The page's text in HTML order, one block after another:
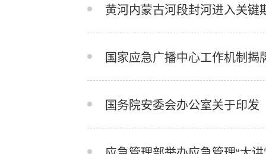
黄河内蒙古河段封河进入关
国家应急广播中心工作机制
国务院安委会办公室关于印